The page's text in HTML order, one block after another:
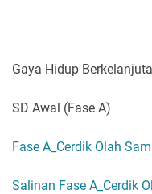
Gaya Hidup
SD Awal (Fase A)
Fase A_Cerdik Olah
Salinan Fase A_Cerdik